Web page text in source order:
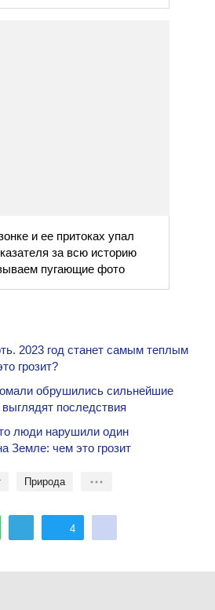
и ее притоках упал
за всю историю
пугающие фото
2023 год станет самым теплым
грозит?
обрушились сильнейшие
последствия
люди нарушили один
Земле: чем это грозит
природа
4